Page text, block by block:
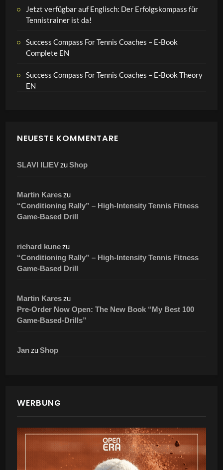
Jetzt verfügbar auf Englisch: Der Erfolgskompass für
Tennistrainer ist da!
Success Compass For Tennis Coaches – E-Book
Complete EN
Success Compass For Tennis Coaches – E-Book Theory
EN
NEUESTE KOMMENTARE
SLAVI ILIEVzuShop
Martin Kareszu
“Conditioning Rally” – High-Intensity Tennis Fitness
Game-Based Drill
richard kunezu
“Conditioning Rally” – High-Intensity Tennis Fitness
Game-Based Drill
Martin Kareszu
Pre-Order Now Open: The New Book “My Best 100
Game-Based-Drills”
JanzuShop
WERBUNG